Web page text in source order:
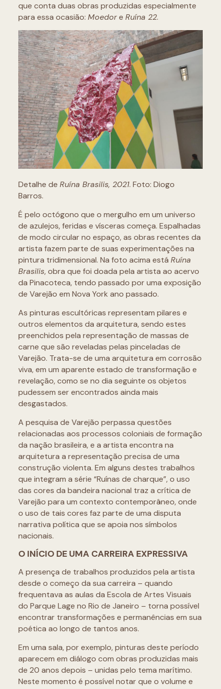
que conta duas obras produzidas especialmente
para essa ocasião: Moedore Ruína 22.
Detalhe de Ruína Brasilis, 2021. Foto: Diogo
Barros.
É pelo octógono que o mergulho em um universo
de azulejos, feridas e vísceras começa. Espalhadas
de modo circular no espaço, as obras recentes da
artista fazem parte de suas experimentações na
pintura tridimensional. Na foto acima está Ruína
Brasilis, obra que foi doada pela artista ao acervo
da Pinacoteca, tendo passado por uma exposição
de Varejão em Nova York ano passado.
As pinturas escultóricas representam pilares e
outros elementos da arquitetura, sendo estes
preenchidos pela representação de massas de
carne que são reveladas pelas pinceladas de
Varejão. Trata-se de uma arquitetura em corrosão
viva, em um aparente estado de transformação e
revelação, como se no dia seguinte os objetos
pudessem ser encontrados ainda mais
desgastados.
A pesquisa de Varejão perpassa questões
relacionadas aos processos coloniais de formação
da nação brasileira, e a artista encontra na
arquitetura a representação precisa de uma
construção violenta. Em alguns destes trabalhos
que integram a série “Ruínas de charque”, o uso
das cores da bandeira nacional traz a crítica de
Varejão para um contexto contemporâneo, onde
o uso de tais cores faz parte de uma disputa
narrativa política que se apoia nos símbolos
nacionais.
O INÍCIO DE UMA CARREIRA EXPRESSIVA
A presença de trabalhos produzidos pela artista
desde o começo da sua carreira – quando
frequentava as aulas da Escola de Artes Visuais
do Parque Lage no Rio de Janeiro – torna possível
encontrar transformações e permanências em sua
poética ao longo de tantos anos.
Em uma sala, por exemplo, pinturas deste período
aparecem em diálogo com obras produzidas mais
de 20 anos depois – unidas pelo tema marítimo.
Neste momento é possível notar que o volume e